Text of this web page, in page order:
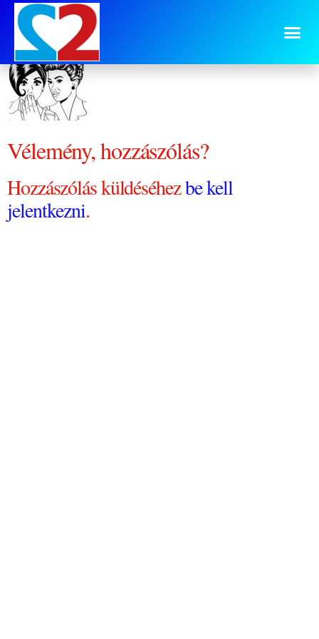
Szilvi két barátnő
Vélemény, hozzászólás?
Hozzászólás küldéséhezbe kell
jelentkezni.